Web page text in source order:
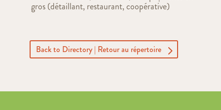
gros (détaillant, restaurant, coopérative)
Back to Directory | Retour au répertoire